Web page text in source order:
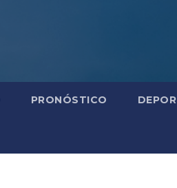
PRONÓSTICO